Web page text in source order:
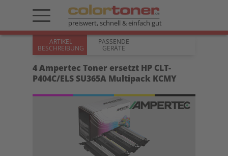
preiswert, schnell & einfach gut
ARTIKEL
BESCHREIBUNG
PASSENDE
GERÄTE
4 Ampertec Toner ersetzt HP CLT-
P404C/ELS SU365A Multipack KCMY